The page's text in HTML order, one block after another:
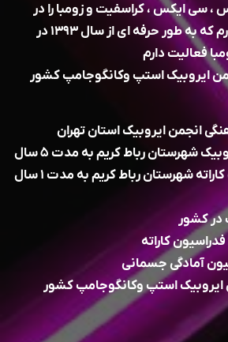
، سی ایکس ، کراسفیت و زومبا را در
پرونده کاری خود دارم که به طور حرفه ای از سال ۱۳۹۳ در
فعالیت دارم
ایروبیک استپ وکانگوجامپ کشور
انجمن ایروبیک استان تهران
شهرستان رباط کریم به مدت ۵ سال
شهرستان رباط کریم به مدت ۱ سال
کشور
کاراته
آمادگی جسمانی
ایروبیک استپ وکانگوجامپ کشور